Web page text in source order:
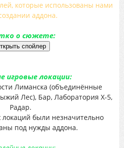
которые использованы нами
аддона.
о сюжете:
игровые локации:
Лиманска (объединённые
Лес), Бар, Лаборатория Х-5,
Радар.
локаций были незначительно
под нужды аддона.